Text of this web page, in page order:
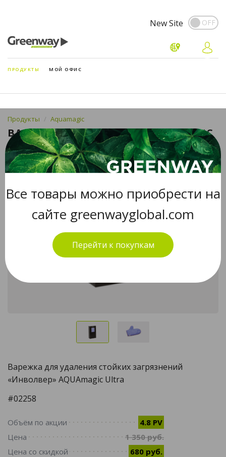
New Site
ПРОДУКТЫ МОЙ ОФИС
Все товары можно приобрести на
сайте greenwayglobal.com
Перейти к покупкам
Продукты Aquamagic
ВАРЕЖКА «ИНВОЛВЕР» AQUAMAGIC
ULTRA
Варежка для удаления стойких загрязнений
«Инволвер» AQUAmagic Ultra
#02258
Объём по акции
4.8 PV
Цена
1 350 руб.
Цена со скидкой
680 руб.